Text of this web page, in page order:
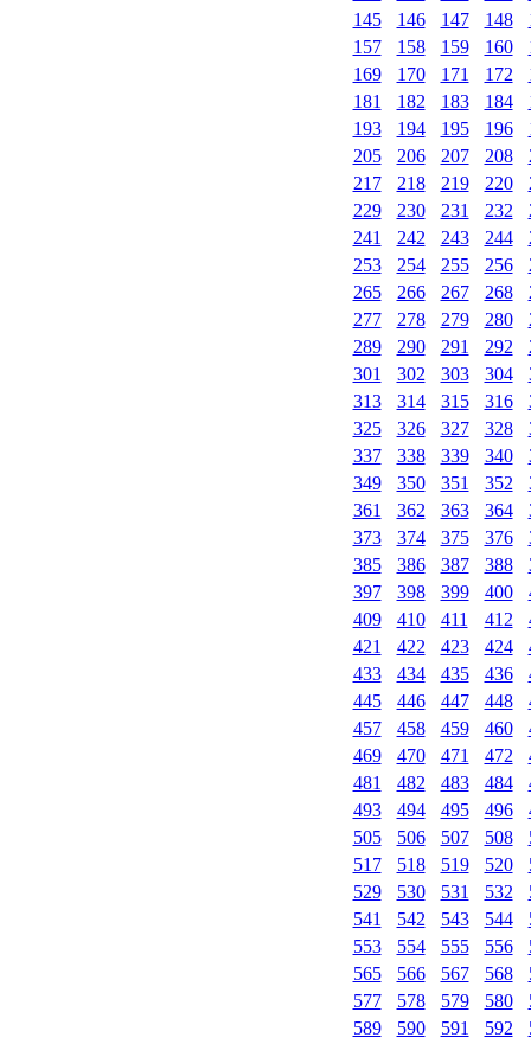
145
146 147 148
157
158 159 160
169
170 171 172
181
182 183 184
193
194 195 196
205
206 207 208
217
218 219 220
229
230 231 232
241
242 243 244
253
254 255 256
265
266 267 268
277
278 279 280
289
290 291 292
301
302 303 304
313
314 315 316
325
326 327 328
337
338 339 340
349
350 351 352
361
362 363 364
373
374 375 376
385
386 387 388
397
398 399 400
409
410 411 412
421
422 423 424
433
434 435 436
445
446 447 448
457
458 459 460
469
470 471 472
481
482 483 484
493
494 495 496
505
506 507 508
517
518 519 520
529
530 531 532
541
542 543 544
553
554 555 556
565
566 567 568
577
578 579 580
589
590 591 592